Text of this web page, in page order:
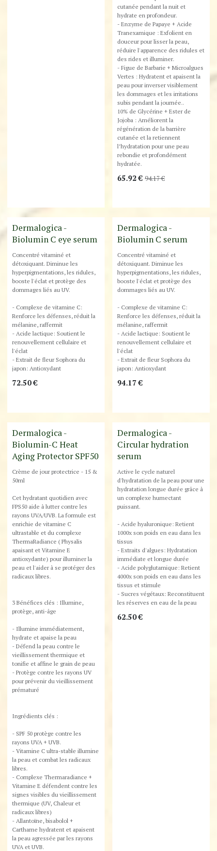
cutanée pendant la nuit et
hydrate en profondeur.
- Enzyme de Papaye + Acide
Tranexamique : Exfolient en
douceur pour lisser la peau,
réduire l'apparence des ridules et
des rides et illuminer.
- Figue de Barbarie + Microalgues
Vertes : Hydratent et apaisent la
peau pour inverser visiblement
les dommages et les irritations
subis pendant la journée..
10% de Glycérine + Ester de
Jojoba : Améliorent la
régénération de la barrière
cutanée et la retiennent
l’hydratation pour une peau
rebondie et profondément
hydratée.
65.92 € 94.17€
Dermalogica -
Biolumin C eye serum
Concentré vitaminé et
détoxiquant. Diminue les
hyperpigmentations, les ridules,
booste l'éclat et protège des
dommages liés au UV.
- Complexe de vitamine C:
Renforce les défenses, réduit la
mélanine, raffermit
- Acide lactique: Soutient le
renouvellement cellulaire et
l'éclat
- Extrait de fleur Sophora du
japon: Antioxydant
72.50€
Best-Seller !
Dermalogica -
Biolumin C serum
Concentré vitaminé et
détoxiquant. Diminue les
hyperpigmentations, les ridules,
booste l'éclat et protège des
dommages liés au UV.
- Complexe de vitamine C:
Renforce les défenses, réduit la
mélanine, raffermit
- Acide lactique: Soutient le
renouvellement cellulaire et
l'éclat
- Extrait de fleur Sophora du
japon: Antioxydant
94.17 €
Dermalogica -
Biolumin-C Heat
Aging Protector SPF50
Crème de jour protectrice - 15 &
50ml
Cet hydratant quotidien avec
FPS50 aide à lutter contre les
rayons UVA/UVB. La formule est
enrichie de vitamine C
ultrastable et du complexe
ThermaRadiance ( Physalis
apaisant et Vitamine E
antioxydante) pour illuminer la
peau et l'aider à se protéger des
radicaux libres.
3 Bénéfices clés​ : Illumine,
protège, anti-âge
- Illumine immédiatement,
hydrate et apaise la peau​
- Défend la peau contre le
vieillissement thermique et
tonifie et affine le grain de peau​
- Protège contre les rayons UV
pour prévenir du vieillissement
prématuré
Ingrédients clés :
- SPF 50 protège contre les
rayons UVA + UVB.​
- Vitamine C ultra-stable illumine
la peau et combat les radicaux
libres.​
- Complexe Thermaradiance +
Vitamine E défendent contre les
signes visibles du vieillissement
thermique (UV, Chaleur et
radicaux libres)​
- Allantoïne, bisabolol +
Carthame hydratent et apaisent
la peau agressée par les rayons
UVA et UVB.​
Dermalogica -
Circular hydration
serum
Active le cycle naturel
d'hydratation de la peau pour une
hydratation longue durée grâce à
un complexe humectant
puissant.
- Acide hyaluronique: Retient
1000x son poids en eau dans les
tissus
- Extraits d'algues: Hydratation
immédiate et longue durée
- Acide polyglutamique: Retient
4000x son poids en eau dans les
tissus et stimule
- Sucres végétaux: Reconstituent
les réserves en eau de la peau
62.50€